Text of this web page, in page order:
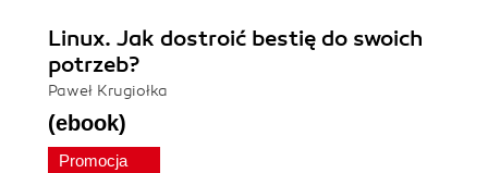
Linux. Jak dostroić bestię do swoich
potrzeb?
Paweł Krugiołka
(ebook)
Promocja